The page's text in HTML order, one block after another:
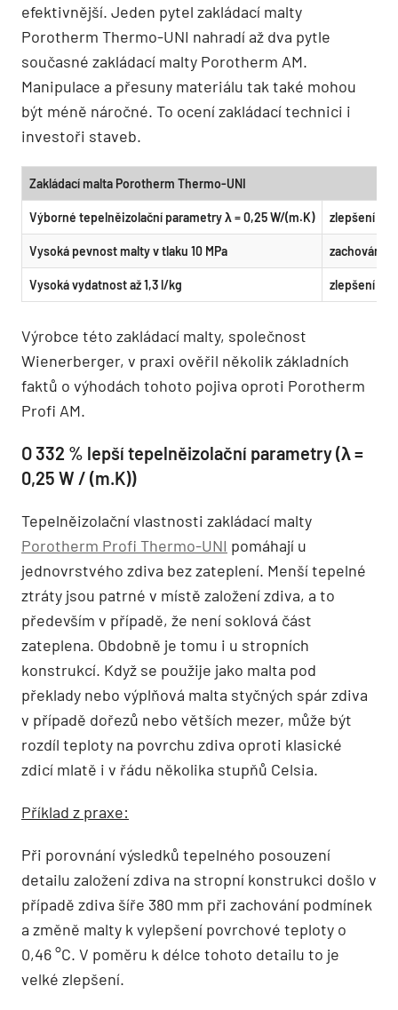
efektivnější. Jeden pytel zakládací malty
Porotherm Thermo-UNI nahradí až dva pytle
současné zakládací malty Porotherm AM.
Manipulace a přesuny materiálu tak také mohou
být méně náročné. To ocení zakládací technici i
investoři staveb.
Zakládací malta Porotherm Thermo-UNI
Výborné tepelněizolační parametry λ = 0,25 W/(m.K) zlepšení o
Vysoká pevnost malty v tlaku 10 MPa zachování
Vysoká vydatnost až 1,3 l/kg zlepšení o
Výrobce této zakládací malty, společnost
Wienerberger, v praxi ověřil několik základních
faktů o výhodách tohoto pojiva oproti Porotherm
Profi AM.
O 332 % lepší tepelněizolační parametry (λ =
0,25 W / (m.K))
Tepelněizolační vlastnosti zakládací malty
Porotherm Profi Thermo-UNI pomáhají u
jednovrstvého zdiva bez zateplení. Menší tepelné
ztráty jsou patrné v místě založení zdiva, a to
především v případě, že není soklová část
zateplena. Obdobně je tomu i u stropních
konstrukcí. Když se použije jako malta pod
překlady nebo výplňová malta styčných spár zdiva
v případě dořezů nebo větších mezer, může být
rozdíl teploty na povrchu zdiva oproti klasické
zdicí mlatě i v řádu několika stupňů Celsia.
Příklad z praxe:
Při porovnání výsledků tepelného posouzení
detailu založení zdiva na stropní konstrukci došlo v
případě zdiva šíře 380 mm při zachování podmínek
a změně malty k vylepšení povrchové teploty o
0,46 °C. V poměru k délce tohoto detailu to je
velké zlepšení.